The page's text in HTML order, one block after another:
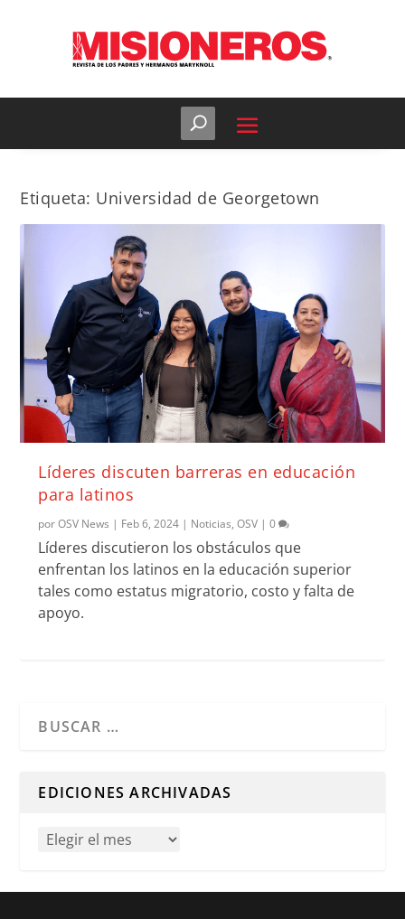
Etiqueta: Universidad de Georgetown
Líderes discuten barreras en educación
para latinos
porOSV News | Feb 6, 2024 | Noticias,OSV |0
Líderes discutieron los obstáculos que
enfrentan los latinos en la educación superior
tales como estatus migratorio, costo y falta de
apoyo.
EDICIONES ARCHIVADAS